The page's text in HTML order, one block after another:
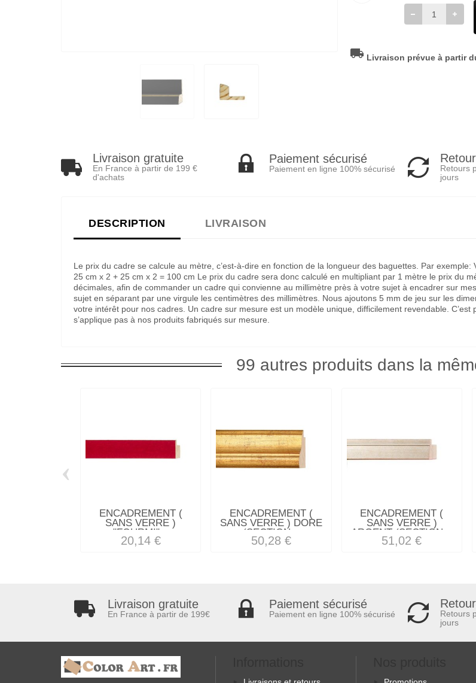
local_shipping Livraison prévue à partir
Livraison gratuite
En France à partir de 199 €
d'achats
Paiement sécurisé
Paiement en ligne 100% sécurisé
Retours
jours
DESCRIPTION LIVRAISON
Le prix du cadre se calcule au mètre, c’est-à-dire en fonction de la longueur des baguettes. Par
25 cm x 2 + 25 cm x 2 = 100 cm Le prix du cadre sera donc calculé en multipliant par 1 mètre le prix du
décimales, afin de commander un cadre qui convienne au millimètre près à votre sujet à encadrer sur
sujet en séparant par une virgule les centimètres des millimètres. Nous ajoutons 5 mm de jeu sur les
votre intérêt pour nos cadres. Un cadre sur mesure est un modèle unique, difficilement revendable.
s’applique pas à nos produits fabriqués sur mesure.
99 autres produits dans la
ENCADREMENT (
SANS VERRE )
"FOURMI"...
20,14 €
ENCADREMENT (
SANS VERRE ) DORE
(SECTION...
50,28 €
ENCADREMENT (
SANS VERRE )
ARGENT (SECTION...
51,02 €
‹
Livraison gratuite
En France à partir de 199€
Paiement sécurisé
Paiement en ligne 100% sécurisé
Retours
jours